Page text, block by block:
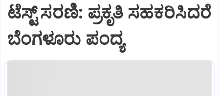
ಟೆಸ್ಟ್‌ ಸರಣಿ: ಪ್ರಕೃತಿ ಸಹಕರಿಸಿದರೆ
ಬೆಂಗಳೂರು ಪಂದ್ಯ